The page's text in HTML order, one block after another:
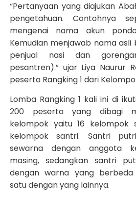
“Pertanyaan yang diajukan
pengetahuan. Contohnya
mengenai nama akun
Kemudian menjawab nama asli
penjual nasi dan
pesantren).” ujar Liya Naurur
peserta Rangking 1 dari
Lomba Rangking 1 kali ini di
200 peserta yang dibagi
kelompok yaitu 16
kelompok santri. Santri
sewarna dengan anggota
masing, sedangkan santri
dengan warna yang
satu dengan yang lainnya.